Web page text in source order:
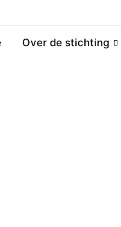
Over de stichting